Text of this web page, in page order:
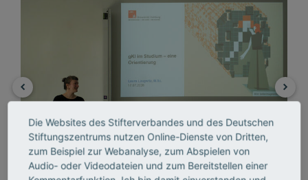
Die Websites des Stifterverbandes und des Deutschen
Stiftungszentrums nutzen Online-Dienste von Dritten,
zum Beispiel zur Webanalyse, zum Abspielen von
Audio- oder Videodateien und zum Bereitstellen einer